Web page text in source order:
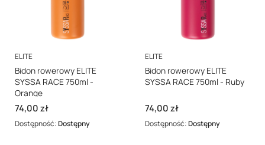
PRODUCENT
ELITE
Bidon rowerowy ELITE
SYSSA RACE 750ml -
Orange
Cena
74,00 zł
Dostępność:Dostępny
PRODUCENT
ELITE
Bidon rowerowy ELITE
SYSSA RACE 750ml - Ruby
Cena
74,00 zł
Dostępność:Dostępny